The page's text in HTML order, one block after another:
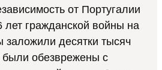
от Португалии
гражданской войны на
заложили десятки тысяч
были обезврежены с